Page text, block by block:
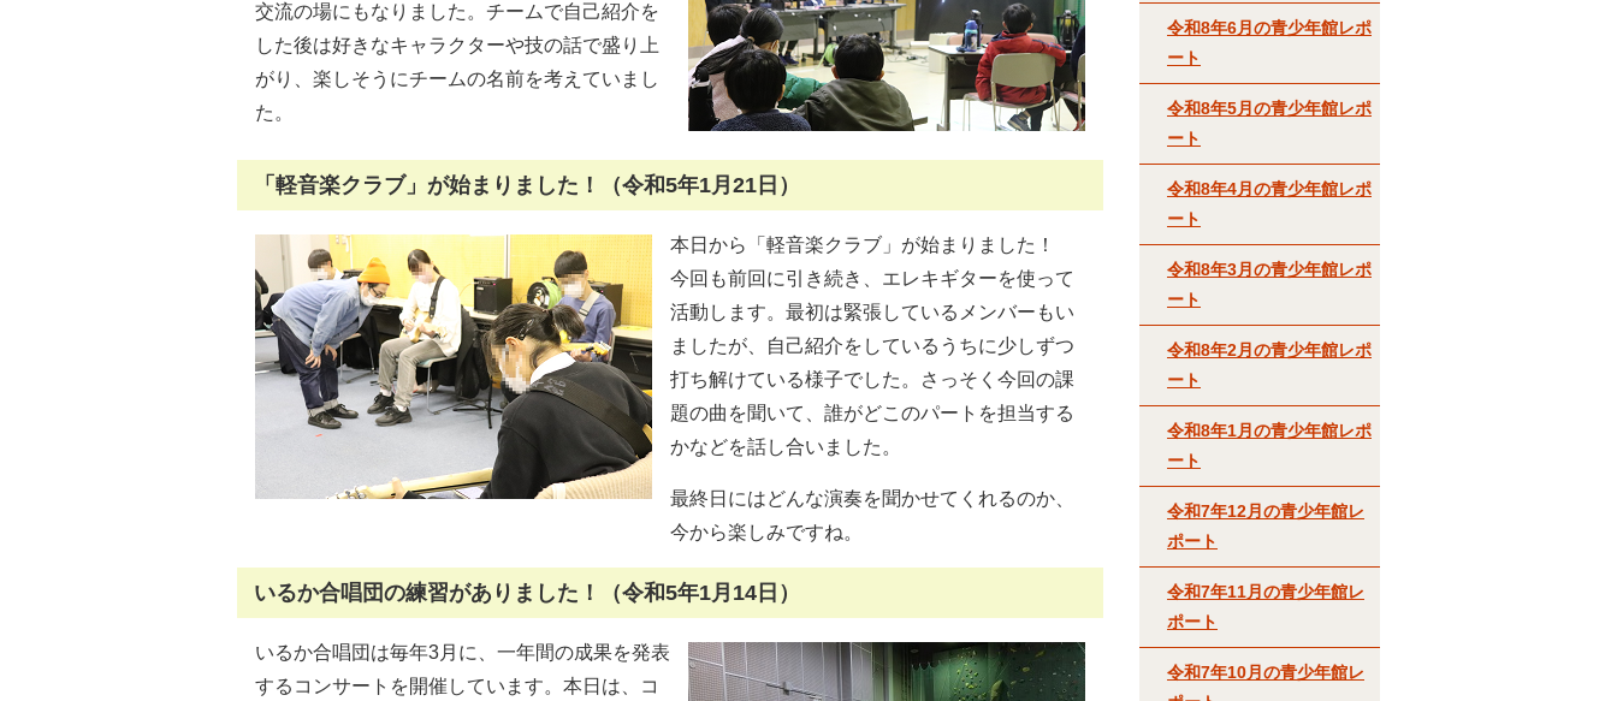
交流の場にもなりました。チームで自己紹介を
した後は好きなキャラクターや技の話で盛り上
がり、楽しそうにチームの名前を考えていまし
た。
「軽音楽クラブ」が始まりました！（令和5年1月21日）
本日から「軽音楽クラブ」が始まりました！
今回も前回に引き続き、エレキギターを使って
活動します。最初は緊張しているメンバーもい
ましたが、自己紹介をしているうちに少しずつ
打ち解けている様子でした。さっそく今回の課
題の曲を聞いて、誰がどこのパートを担当する
かなどを話し合いました。
最終日にはどんな演奏を聞かせてくれるのか、
今から楽しみですね。
いるか合唱団の練習がありました！（令和5年1月14日）
いるか合唱団は毎年3月に、一年間の成果を発表
するコンサートを開催しています。本日は、コ
令和8年6月の青少年館レポ
ート
令和8年5月の青少年館レポ
ート
令和8年4月の青少年館レポ
ート
令和8年3月の青少年館レポ
ート
令和8年2月の青少年館レポ
ート
令和8年1月の青少年館レポ
ート
令和7年12月の青少年館レ
ポート
令和7年11月の青少年館レ
ポート
令和7年10月の青少年館レ